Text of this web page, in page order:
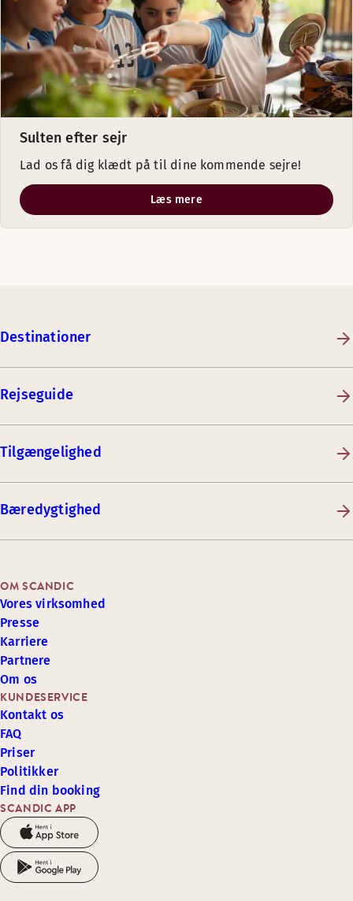
Sulten efter sejr
Lad os få dig klædt på til dine kommende sejre!
Læs mere
Destinationer
Rejseguide
Tilgængelighed
Bæredygtighed
SCANDIC APP
KUNDESERVICE
Kontakt os
FAQ
Priser
Politikker
Find din booking
OM SCANDIC
Vores virksomhed
Presse
Karriere
Partnere
Om os